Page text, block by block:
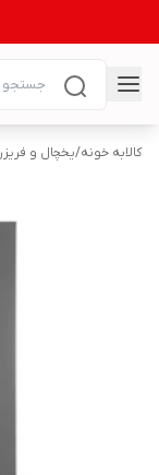
کالابه خونه/یخچال و فریزر